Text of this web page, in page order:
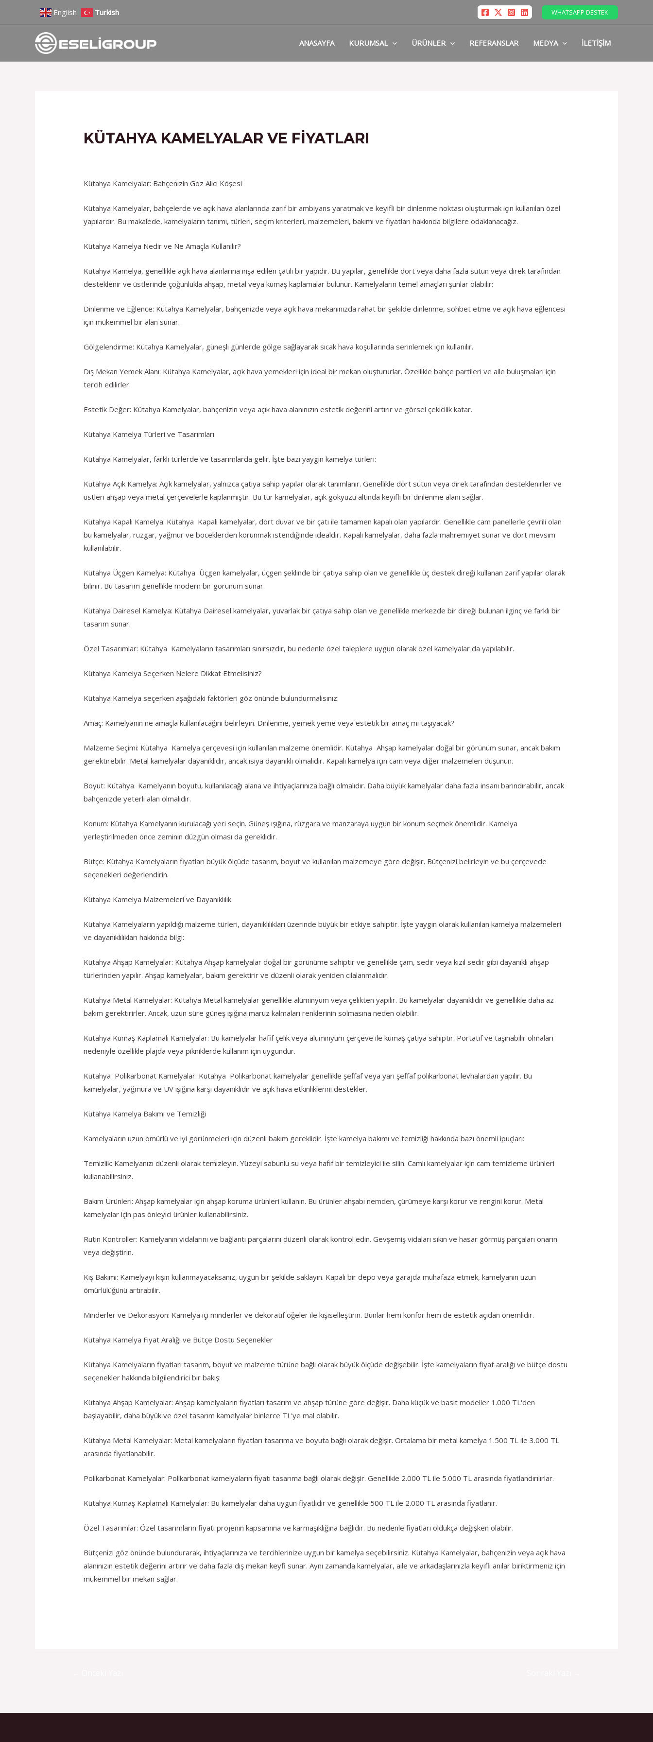
English Turkish WHATSAPP DESTEK
ANASAYFA KURUMSAL ÜRÜNLER REFERANSLAR MEDYA İLETIŞIM
KÜTAHYA KAMELYALAR VE FIYATLARI
Kütahya Kamelyalar: Bahçenizin Göz Alıcı Köşesi
Kütahya Kamelyalar, bahçelerde ve açık hava alanlarında zarif bir ambiyans yaratmak ve keyifli bir dinlenme noktası oluşturmak için kullanılan özel
yapılardır. Bu makalede, kamelyaların tanımı, türleri, seçim kriterleri, malzemeleri, bakımı ve fiyatları hakkında bilgilere odaklanacağız.
Kütahya Kamelya Nedir ve Ne Amaçla Kullanılır?
Kütahya Kamelya, genellikle açık hava alanlarına inşa edilen çatılı bir yapıdır. Bu yapılar, genellikle dört veya daha fazla sütun veya direk tarafından
desteklenir ve üstlerinde çoğunlukla ahşap, metal veya kumaş kaplamalar bulunur. Kamelyaların temel amaçları şunlar olabilir:
Dinlenme ve Eğlence: Kütahya Kamelyalar, bahçenizde veya açık hava mekanınızda rahat bir şekilde dinlenme, sohbet etme ve açık hava eğlencesi
için mükemmel bir alan sunar.
Gölgelendirme: Kütahya Kamelyalar, güneşli günlerde gölge sağlayarak sıcak hava koşullarında serinlemek için kullanılır.
Dış Mekan Yemek Alanı: Kütahya Kamelyalar, açık hava yemekleri için ideal bir mekan oluştururlar. Özellikle bahçe partileri ve aile buluşmaları için
tercih edilirler.
Estetik Değer: Kütahya Kamelyalar, bahçenizin veya açık hava alanınızın estetik değerini artırır ve görsel çekicilik katar.
Kütahya Kamelya Türleri ve Tasarımları
Kütahya Kamelyalar, farklı türlerde ve tasarımlarda gelir. İşte bazı yaygın kamelya türleri:
Kütahya Açık Kamelya: Açık kamelyalar, yalnızca çatıya sahip yapılar olarak tanımlanır. Genellikle dört sütun veya direk tarafından desteklenirler ve
üstleri ahşap veya metal çerçevelerle kaplanmıştır. Bu tür kamelyalar, açık gökyüzü altında keyifli bir dinlenme alanı sağlar.
Kütahya Kapalı Kamelya: Kütahya Kapalı kamelyalar, dört duvar ve bir çatı ile tamamen kapalı olan yapılardır. Genellikle cam panellerle çevrili olan
bu kamelyalar, rüzgar, yağmur ve böceklerden korunmak istendiğinde idealdir. Kapalı kamelyalar, daha fazla mahremiyet sunar ve dört mevsim
kullanılabilir.
Kütahya Üçgen Kamelya: Kütahya Üçgen kamelyalar, üçgen şeklinde bir çatıya sahip olan ve genellikle üç destek direği kullanan zarif yapılar olarak
bilinir. Bu tasarım genellikle modern bir görünüm sunar.
Kütahya Dairesel Kamelya: Kütahya Dairesel kamelyalar, yuvarlak bir çatıya sahip olan ve genellikle merkezde bir direği bulunan ilginç ve farklı bir
tasarım sunar.
Özel Tasarımlar: Kütahya Kamelyaların tasarımları sınırsızdır, bu nedenle özel taleplere uygun olarak özel kamelyalar da yapılabilir.
Kütahya Kamelya Seçerken Nelere Dikkat Etmelisiniz?
Kütahya Kamelya seçerken aşağıdaki faktörleri göz önünde bulundurmalısınız:
Amaç: Kamelyanın ne amaçla kullanılacağını belirleyin. Dinlenme, yemek yeme veya estetik bir amaç mı taşıyacak?
Malzeme Seçimi: Kütahya Kamelya çerçevesi için kullanılan malzeme önemlidir. Kütahya Ahşap kamelyalar doğal bir görünüm sunar, ancak bakım
gerektirebilir. Metal kamelyalar dayanıklıdır, ancak ısıya dayanıklı olmalıdır. Kapalı kamelya için cam veya diğer malzemeleri düşünün.
Boyut: Kütahya Kamelyanın boyutu, kullanılacağı alana ve ihtiyaçlarınıza bağlı olmalıdır. Daha büyük kamelyalar daha fazla insanı barındırabilir, ancak
bahçenizde yeterli alan olmalıdır.
Konum: Kütahya Kamelyanın kurulacağı yeri seçin. Güneş ışığına, rüzgara ve manzaraya uygun bir konum seçmek önemlidir. Kamelya
yerleştirilmeden önce zeminin düzgün olması da gereklidir.
Bütçe: Kütahya Kamelyaların fiyatları büyük ölçüde tasarım, boyut ve kullanılan malzemeye göre değişir. Bütçenizi belirleyin ve bu çerçevede
seçenekleri değerlendirin.
Kütahya Kamelya Malzemeleri ve Dayanıklılık
Kütahya Kamelyaların yapıldığı malzeme türleri, dayanıklılıkları üzerinde büyük bir etkiye sahiptir. İşte yaygın olarak kullanılan kamelya malzemeleri
ve dayanıklılıkları hakkında bilgi:
Kütahya Ahşap Kamelyalar: Kütahya Ahşap kamelyalar doğal bir görünüme sahiptir ve genellikle çam, sedir veya kızıl sedir gibi dayanıklı ahşap
türlerinden yapılır. Ahşap kamelyalar, bakım gerektirir ve düzenli olarak yeniden cilalanmalıdır.
Kütahya Metal Kamelyalar: Kütahya Metal kamelyalar genellikle alüminyum veya çelikten yapılır. Bu kamelyalar dayanıklıdır ve genellikle daha az
bakım gerektirirler. Ancak, uzun süre güneş ışığına maruz kalmaları renklerinin solmasına neden olabilir.
Kütahya Kumaş Kaplamalı Kamelyalar: Bu kamelyalar hafif çelik veya alüminyum çerçeve ile kumaş çatıya sahiptir. Portatif ve taşınabilir olmaları
nedeniyle özellikle plajda veya pikniklerde kullanım için uygundur.
Kütahya Polikarbonat Kamelyalar: Kütahya Polikarbonat kamelyalar genellikle şeffaf veya yarı şeffaf polikarbonat levhalardan yapılır. Bu
kamelyalar, yağmura ve UV ışığına karşı dayanıklıdır ve açık hava etkinliklerini destekler.
Kütahya Kamelya Bakımı ve Temizliği
Kamelyaların uzun ömürlü ve iyi görünmeleri için düzenli bakım gereklidir. İşte kamelya bakımı ve temizliği hakkında bazı önemli ipuçları:
Temizlik: Kamelyanızı düzenli olarak temizleyin. Yüzeyi sabunlu su veya hafif bir temizleyici ile silin. Camlı kamelyalar için cam temizleme ürünleri
kullanabilirsiniz.
Bakım Ürünleri: Ahşap kamelyalar için ahşap koruma ürünleri kullanın. Bu ürünler ahşabı nemden, çürümeye karşı korur ve rengini korur. Metal
kamelyalar için pas önleyici ürünler kullanabilirsiniz.
Rutin Kontroller: Kamelyanın vidalarını ve bağlantı parçalarını düzenli olarak kontrol edin. Gevşemiş vidaları sıkın ve hasar görmüş parçaları onarın
veya değiştirin.
Kış Bakımı: Kamelyayı kışın kullanmayacaksanız, uygun bir şekilde saklayın. Kapalı bir depo veya garajda muhafaza etmek, kamelyanın uzun
ömürlülüğünü artırabilir.
Minderler ve Dekorasyon: Kamelya içi minderler ve dekoratif öğeler ile kişiselleştirin. Bunlar hem konfor hem de estetik açıdan önemlidir.
Kütahya Kamelya Fiyat Aralığı ve Bütçe Dostu Seçenekler
Kütahya Kamelyaların fiyatları tasarım, boyut ve malzeme türüne bağlı olarak büyük ölçüde değişebilir. İşte kamelyaların fiyat aralığı ve bütçe dostu
seçenekler hakkında bilgilendirici bir bakış:
Kütahya Ahşap Kamelyalar: Ahşap kamelyaların fiyatları tasarım ve ahşap türüne göre değişir. Daha küçük ve basit modeller 1.000 TL'den
başlayabilir, daha büyük ve özel tasarım kamelyalar binlerce TL'ye mal olabilir.
Kütahya Metal Kamelyalar: Metal kamelyaların fiyatları tasarıma ve boyuta bağlı olarak değişir. Ortalama bir metal kamelya 1.500 TL ile 3.000 TL
arasında fiyatlanabilir.
Polikarbonat Kamelyalar: Polikarbonat kamelyaların fiyatı tasarıma bağlı olarak değişir. Genellikle 2.000 TL ile 5.000 TL arasında fiyatlandırılırlar.
Kütahya Kumaş Kaplamalı Kamelyalar: Bu kamelyalar daha uygun fiyatlıdır ve genellikle 500 TL ile 2.000 TL arasında fiyatlanır.
Özel Tasarımlar: Özel tasarımların fiyatı projenin kapsamına ve karmaşıklığına bağlıdır. Bu nedenle fiyatları oldukça değişken olabilir.
Bütçenizi göz önünde bulundurarak, ihtiyaçlarınıza ve tercihlerinize uygun bir kamelya seçebilirsiniz. Kütahya Kamelyalar, bahçenizin veya açık hava
alanınızın estetik değerini artırır ve daha fazla dış mekan keyfi sunar. Aynı zamanda kamelyalar, aile ve arkadaşlarınızla keyifli anılar biriktirmeniz için
mükemmel bir mekan sağlar.
gezinmesi